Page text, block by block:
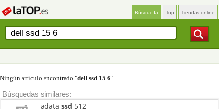
Búsqueda Top Tiendas online
Ningún artículo encontrado "dell ssd 15 6"
Búsquedas similares:
adata ssd 512